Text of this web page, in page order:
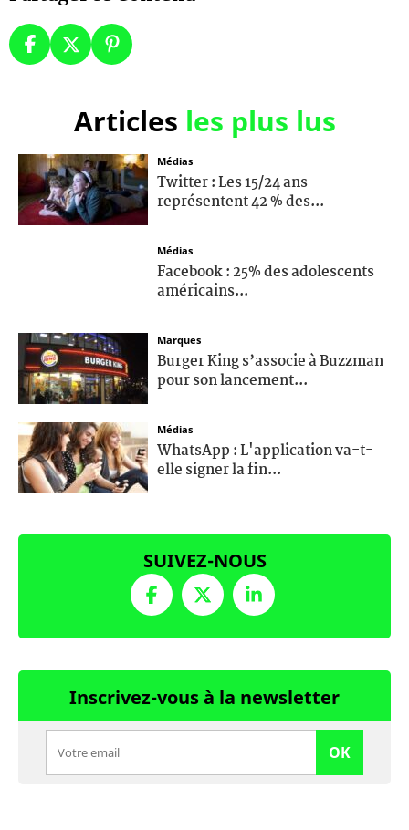
Articles les plus lus
Médias
Twitter : Les 15/24 ans
représentent 42 % des...
Médias
Facebook : 25% des adolescents
américains...
Marques
Burger King s’associe à Buzzman
pour son lancement...
Médias
WhatsApp : L'application va-t-
elle signer la fin...
SUIVEZ-NOUS
Inscrivez-vous à la newsletter
OK